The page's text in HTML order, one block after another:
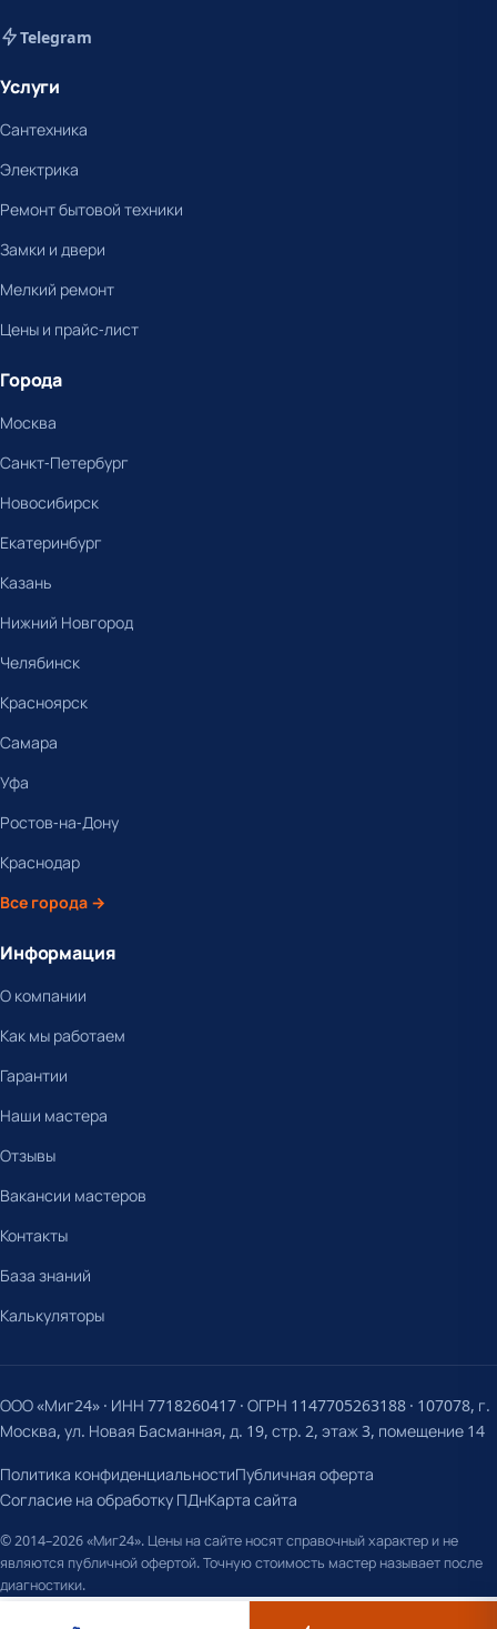
Telegram
Услуги
Сантехника
Электрика
Ремонт бытовой техники
Замки и двери
Мелкий ремонт
Цены и прайс-лист
Города
Москва
Санкт-Петербург
Новосибирск
Екатеринбург
Казань
Нижний Новгород
Челябинск
Красноярск
Самара
Уфа
Ростов-на-Дону
Краснодар
Все города →
Информация
О компании
Как мы работаем
Гарантии
Наши мастера
Отзывы
Вакансии мастеров
Контакты
База знаний
Калькуляторы
ООО «Миг24» · ИНН 7718260417 · ОГРН 1147705263188 · 107078, г.
Москва, ул. Новая Басманная, д. 19, стр. 2, этаж 3, помещение 14
Политика конфиденциальностиПубличная оферта
Согласие на обработку ПДнКарта сайта
© 2014–2026 «Миг24». Цены на сайте носят справочный характер и не
являются публичной офертой. Точную стоимость мастер называет после
диагностики.